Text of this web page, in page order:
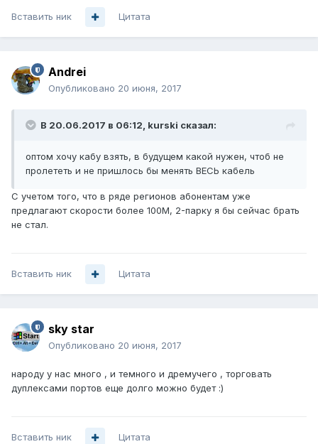
Вставить ник Цитата
Andrei
Опубликовано 20 июня, 2017
В 20.06.2017 в 06:12, kurski сказал:
оптом хочу кабу взять, в будущем какой нужен, чтоб не
пролететь и не пришлось бы менять ВЕСЬ кабель
С учетом того, что в ряде регионов абонентам уже
предлагают скорости более 100М, 2-парку я бы сейчас брать
не стал.
Вставить ник Цитата
sky star
Опубликовано 20 июня, 2017
народу у нас много , и темного и дремучего , торговать
дуплексами портов еще долго можно будет :)
Вставить ник Цитата